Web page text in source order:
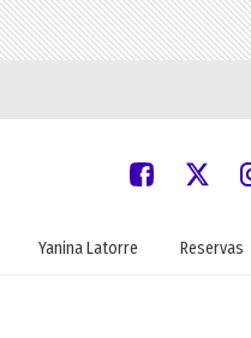
Yanina Latorre Reservas